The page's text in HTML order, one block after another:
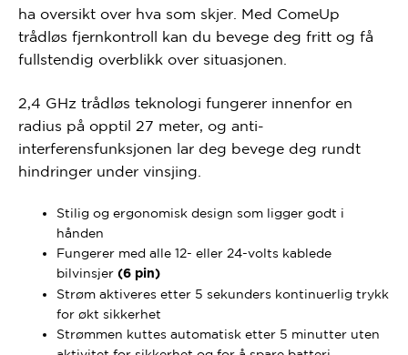
ha oversikt over hva som skjer. Med ComeUp
trådløs fjernkontroll kan du bevege deg fritt og få
fullstendig overblikk over situasjonen.
2,4 GHz trådløs teknologi fungerer innenfor en
radius på opptil 27 meter, og anti-
interferensfunksjonen lar deg bevege deg rundt
hindringer under vinsjing.
Stilig og ergonomisk design som ligger godt i
hånden
Fungerer med alle 12- eller 24-volts kablede
bilvinsjer (6 pin)
Strøm aktiveres etter 5 sekunders kontinuerlig trykk
for økt sikkerhet
Strømmen kuttes automatisk etter 5 minutter uten